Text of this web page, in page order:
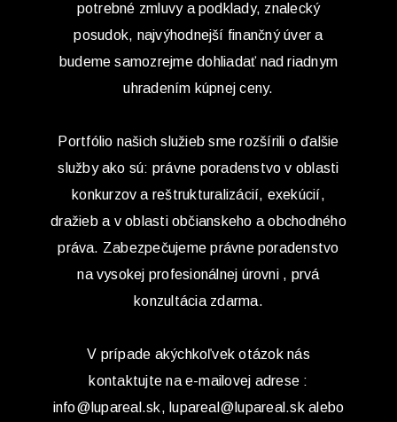
potrebné zmluvy a podklady, znalecký
posudok, najvýhodnejší finančný úver a
budeme samozrejme dohliadať nad riadnym
uhradením kúpnej ceny.
Portfólio našich služieb sme rozšírili o ďalšie
služby ako sú: právne poradenstvo v oblasti
konkurzov a reštrukturalizácií, exekúcií,
dražieb a v oblasti občianskeho a obchodného
práva. Zabezpečujeme právne poradenstvo
na vysokej profesionálnej úrovni , prvá
konzultácia zdarma.
V prípade akýchkoľvek otázok nás
kontaktujte na e-mailovej adrese :
info@lupareal.sk, lupareal@lupareal.sk alebo